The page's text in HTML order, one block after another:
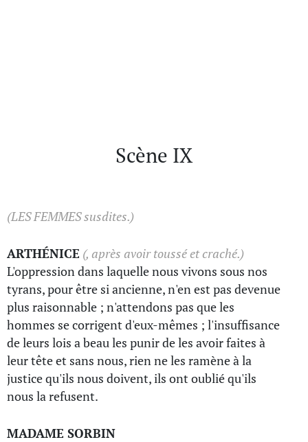
Scène IX
(LES FEMMES susdites.)
ARTHÉNICE (, après avoir toussé et craché.)
L'oppression dans laquelle nous vivons sous nos
tyrans, pour être si ancienne, n'en est pas devenue
plus raisonnable ; n'attendons pas que les
hommes se corrigent d'eux-mêmes ; l'insuffisance
de leurs lois a beau les punir de les avoir faites à
leur tête et sans nous, rien ne les ramène à la
justice qu'ils nous doivent, ils ont oublié qu'ils
nous la refusent.
MADAME SORBIN